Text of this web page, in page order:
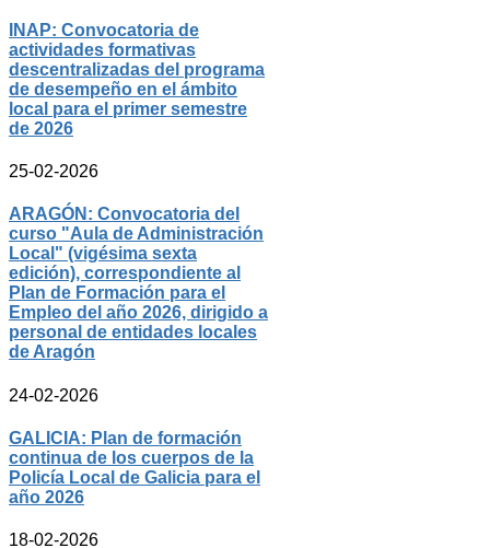
INAP: Convocatoria de
actividades formativas
descentralizadas del programa
de desempeño en el ámbito
local para el primer semestre
de 2026
25-02-2026
ARAGÓN: Convocatoria del
curso "Aula de Administración
Local" (vigésima sexta
edición), correspondiente al
Plan de Formación para el
Empleo del año 2026, dirigido a
personal de entidades locales
de Aragón
24-02-2026
GALICIA: Plan de formación
continua de los cuerpos de la
Policía Local de Galicia para el
año 2026
18-02-2026